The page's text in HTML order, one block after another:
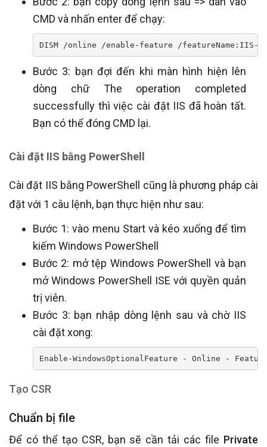
CMD và nhấn enter để chạy:
DISM /online /enable-feature /featureName:IIS-
Bước 3: bạn đợi đến khi màn hình hiện lên
dòng chữ The operation completed
successfully thì việc cài đặt IIS đã hoàn tất.
Bạn có thể đóng CMD lại.
Cài đặt IIS bằng PowerShell
Cài đặt IIS bằng PowerShell cũng là phương pháp cài
đặt với 1 câu lệnh, bạn thực hiện như sau:
Bước 1: vào menu Start và kéo xuống để tìm
kiếm Windows PowerShell
Bước 2: mở tệp Windows PowerShell và bạn
mở Windows PowerShell ISE với quyền quản
trị viên.
Bước 3: bạn nhập dòng lệnh sau và chờ IIS
cài đặt xong:
Enable-WindowsOptionalFeature - Online -
Tạo CSR
Chuẩn bị file
Để có thể tạo CSR, bạn sẽ cần tải các file Private